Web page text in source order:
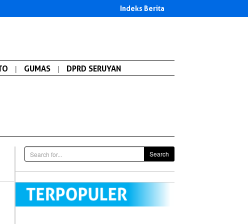
Indeks Berita
| GUMAS | DPRD SERUYAN
Search